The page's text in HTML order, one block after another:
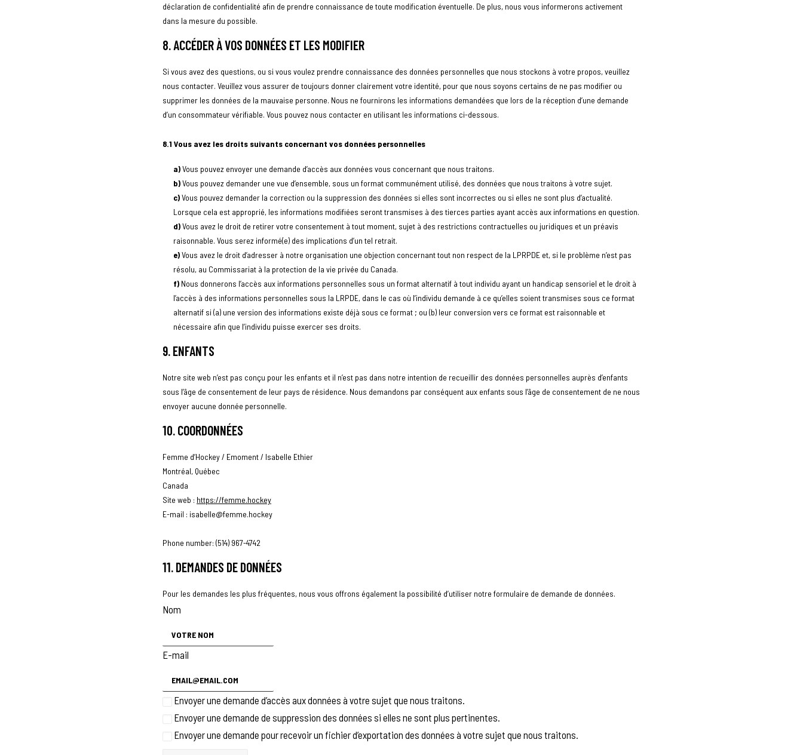
déclaration de confidentialité afin de prendre connaissance de toute modification éventuelle. De plus, nous vous informerons activement
dans la mesure du possible.
8. ACCÉDER À VOS DONNÉES ET LES MODIFIER
Si vous avez des questions, ou si vous voulez prendre connaissance des données personnelles que nous stockons à votre propos, veuillez
nous contacter. Veuillez vous assurer de toujours donner clairement votre identité, pour que nous soyons certains de ne pas modifier ou
supprimer les données de la mauvaise personne. Nous ne fournirons les informations demandées que lors de la réception d’une demande
d’un consommateur vérifiable. Vous pouvez nous contacter en utilisant les informations ci-dessous.
8.1 Vous avez les droits suivants concernant vos données personnelles
Vous pouvez envoyer une demande d’accès aux données vous concernant que nous traitons.
Vous pouvez demander une vue d’ensemble, sous un format communément utilisé, des données que nous traitons à votre sujet.
Vous pouvez demander la correction ou la suppression des données si elles sont incorrectes ou si elles ne sont plus d’actualité.
Lorsque cela est approprié, les informations modifiées seront transmises à des tierces parties ayant accès aux informations en question.
Vous avez le droit de retirer votre consentement à tout moment, sujet à des restrictions contractuelles ou juridiques et un préavis
raisonnable. Vous serez informé(e) des implications d’un tel retrait.
Vous avez le droit d’adresser à notre organisation une objection concernant tout non respect de la LPRPDE et, si le problème n’est pas
résolu, au Commissariat à la protection de la vie privée du Canada.
Nous donnerons l’accès aux informations personnelles sous un format alternatif à tout individu ayant un handicap sensoriel et le droit à
l’accès à des informations personnelles sous la LRPDE, dans le cas où l’individu demande à ce qu’elles soient transmises sous ce format
alternatif si (a) une version des informations existe déjà sous ce format ; ou (b) leur conversion vers ce format est raisonnable et
nécessaire afin que l’individu puisse exercer ses droits.
9. ENFANTS
Notre site web n’est pas conçu pour les enfants et il n’est pas dans notre intention de recueillir des données personnelles auprès d’enfants
sous l’âge de consentement de leur pays de résidence. Nous demandons par conséquent aux enfants sous l’âge de consentement de ne nous
envoyer aucune donnée personnelle.
10. COORDONNÉES
Femme d’Hockey / Emoment / Isabelle Ethier
Montréal, Québec
Canada
Site web : https://femme.hockey
E-mail : isabelle@femme.hockey
Phone number: (514) 967-4742
11. DEMANDES DE DONNÉES
Pour les demandes les plus fréquentes, nous vous offrons également la possibilité d’utiliser notre formulaire de demande de données.
Nom
E-mail
Envoyer une demande d’accès aux données à votre sujet que nous traitons.
Envoyer une demande de suppression des données si elles ne sont plus pertinentes.
Envoyer une demande pour recevoir un fichier d’exportation des données à votre sujet que nous traitons.